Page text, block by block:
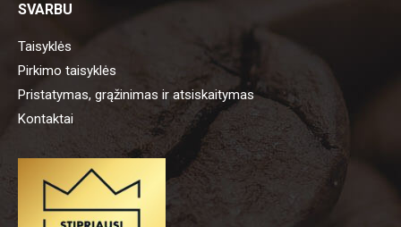
SVARBU
Taisyklės
Pirkimo taisyklės
Pristatymas, grąžinimas ir atsiskaitymas
Kontaktai